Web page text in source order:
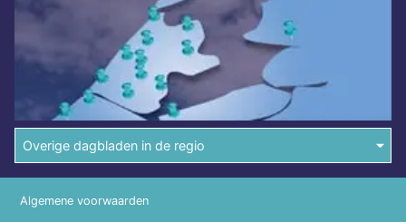
Overige dagbladen in de regio
Algemene voorwaarden